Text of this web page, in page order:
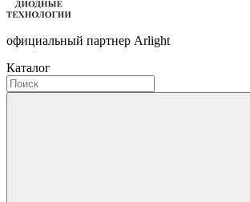
официальный партнер Arlight
Каталог